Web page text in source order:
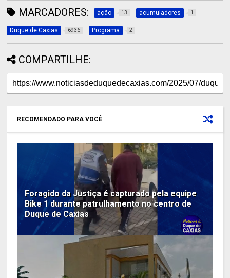
MARCADORES: ação 13 acumuladores 1
Duque de Caxias 6936 Programa 2
COMPARTILHE:
RECOMENDADO PARA VOCÊ
Foragido da Justiça é capturado pela equipe
Bike 1 durante patrulhamento no centro de
Duque de Caxias